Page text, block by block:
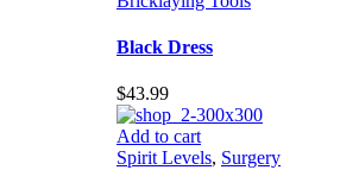
Black Dress
$43.99
Add to cart
Spirit Levels, Surgery